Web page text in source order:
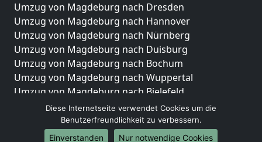
Umzug von Magdeburg nach Dresden
Umzug von Magdeburg nach Hannover
Umzug von Magdeburg nach Nürnberg
Umzug von Magdeburg nach Duisburg
Umzug von Magdeburg nach Bochum
Umzug von Magdeburg nach Wuppertal
Umzug von Magdeburg nach Bielefeld
Umzug von Magdeburg nach Bonn
Umzug von Magdeburg nach Münster
Diese Internetseite verwendet Cookies um die
Benutzerfreundlichkeit zu verbessern.
Einverstanden
Nur notwendige Cookies